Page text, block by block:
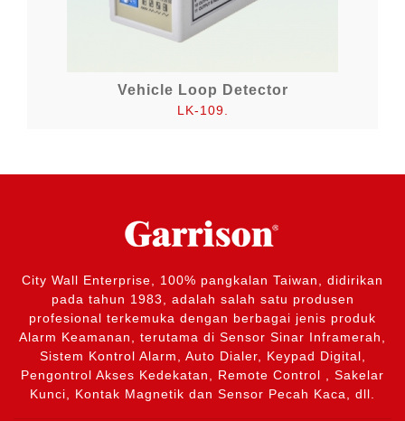
Vehicle Loop Detector
LK-109.
City Wall Enterprise, 100% pangkalan Taiwan, didirikan
pada tahun 1983, adalah salah satu produsen
profesional terkemuka dengan berbagai jenis produk
Alarm Keamanan, terutama di Sensor Sinar Inframerah,
Sistem Kontrol Alarm, Auto Dialer, Keypad Digital,
Pengontrol Akses Kedekatan, Remote Control , Sakelar
Kunci, Kontak Magnetik dan Sensor Pecah Kaca, dll.